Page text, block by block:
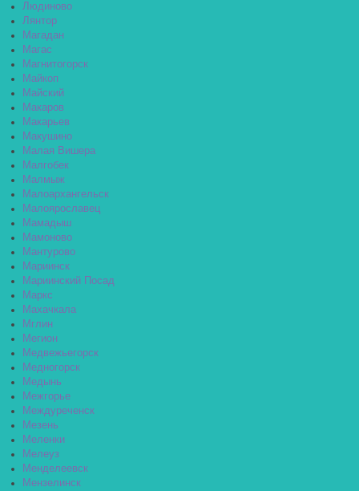
Людиново
Лянтор
Магадан
Магас
Магнитогорск
Майкоп
Майский
Макаров
Макарьев
Макушино
Малая Вишера
Малгобек
Малмыж
Малоархангельск
Малоярославец
Мамадыш
Мамоново
Мантурово
Мариинск
Мариинский Посад
Маркс
Махачкала
Мглин
Мегион
Медвежьегорск
Медногорск
Медынь
Межгорье
Междуреченск
Мезень
Меленки
Мелеуз
Менделеевск
Мензелинск